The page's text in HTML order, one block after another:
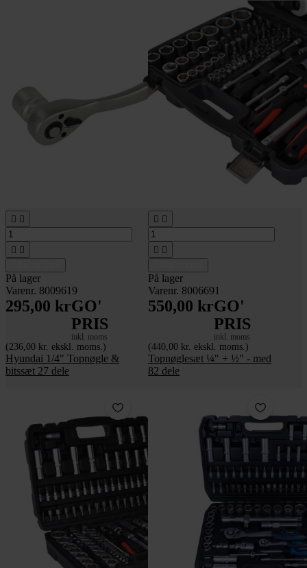
 
 
På lager
Varenr. 8009619
295,00 krGO'
PRIS
inkl. moms
(236,00 kr. ekskl. moms.)
Hyundai 1/4" Topnøgle &
bitssæt 27 dele
 
 
På lager
Varenr. 8006691
550,00 krGO'
PRIS
inkl. moms
(440,00 kr. ekskl. moms.)
Topnøglesæt ¼" + ½" - med
82 dele